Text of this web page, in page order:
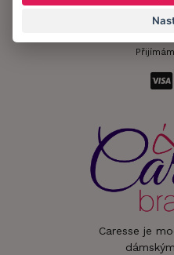
Caresse je